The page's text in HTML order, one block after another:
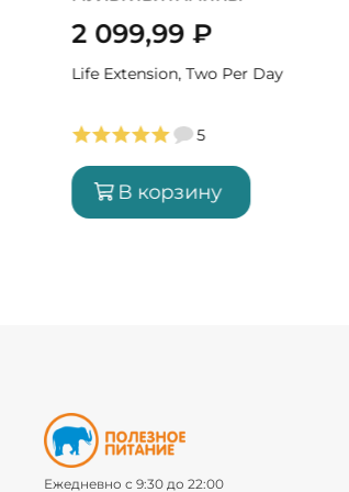
2 099,99₽
Life Extension, Two Per Day
5
В корзину
Ежедневно с 9:30 до 22:00